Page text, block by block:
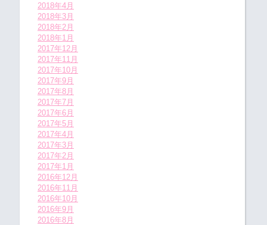
2018年4月
2018年3月
2018年2月
2018年1月
2017年12月
2017年11月
2017年10月
2017年9月
2017年8月
2017年7月
2017年6月
2017年5月
2017年4月
2017年3月
2017年2月
2017年1月
2016年12月
2016年11月
2016年10月
2016年9月
2016年8月